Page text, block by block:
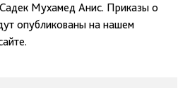
Садек Мухамед Анис. Приказы о
опубликованы на нашем